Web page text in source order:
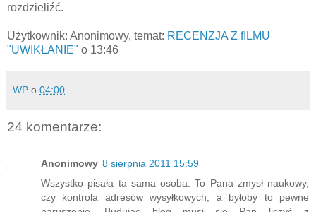
rozdzieliźć.
Użytkownik: Anonimowy, temat: RECENZJA Z fILMU
"UWIKŁANIE" o 13:46
WP o 04:00
24 komentarze:
Anonimowy 8 sierpnia 2011 15:59
Wszystko pisała ta sama osoba. To Pana zmysł naukowy,
czy kontrola adresów wysyłkowych, a byłoby to pewne